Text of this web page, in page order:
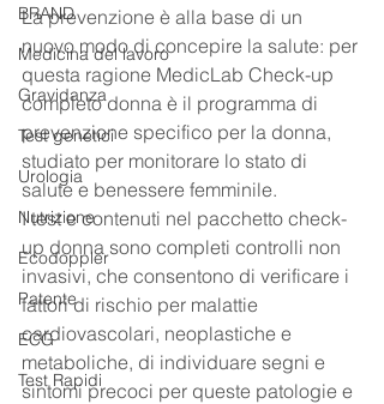
BRAND
Medicina del lavoro
Gravidanza
Test genetici
Urologia
Nutrizione
Ecodoppler
Patente
ECG
Test Rapidi
La prevenzione è alla base di un
nuovo modo di concepire la salute: per
questa ragione MedicLab Check-up
completo donna è il programma di
prevenzione specifico per la donna,
studiato per monitorare lo stato di
salute e benessere femminile.
I test e contenuti nel pacchetto check-
up donna sono completi controlli non
invasivi, che consentono di verificare i
fattori di rischio per malattie
cardiovascolari, neoplastiche e
metaboliche, di individuare segni e
sintomi precoci per queste patologie e